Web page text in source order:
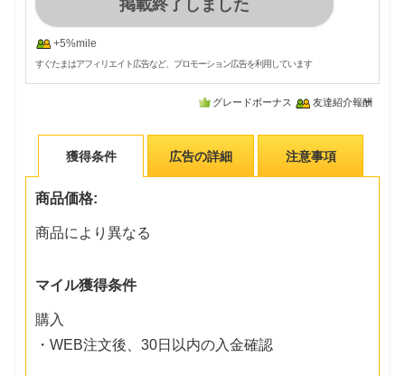
掲載終了しました
+5%mile
すぐたまはアフィリエイト広告など、プロモーション広告を利用しています
グレードボーナス 友達紹介報酬
獲得条件 広告の詳細 注意事項
商品価格:
商品により異なる
マイル獲得条件
購入
・WEB注文後、30日以内の入金確認